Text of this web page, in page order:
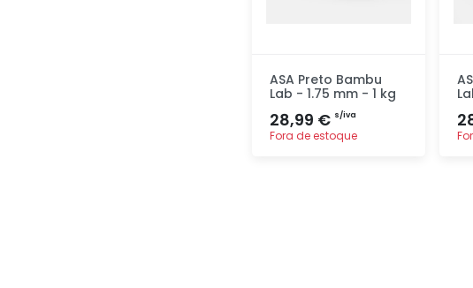
ASA Preto Bambu
Lab - 1.75 mm - 1 kg
28,99 € s/iva
Fora de estoque